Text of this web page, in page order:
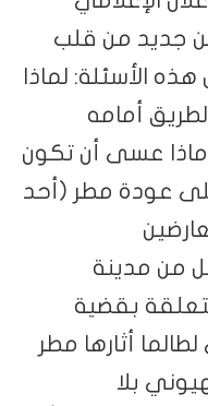
جديد من قلب
هذه الأسئلة: لماذا
أمامه
عسى أن تكون
عودة مطر (أحد
من مدينة
بقضية
أثارها مطر
بلا